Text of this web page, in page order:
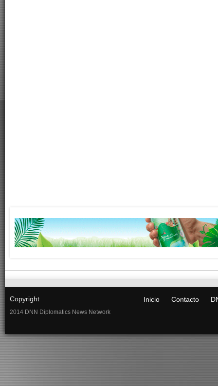
Copyright
2014 DNN Diplomatics News Network
Inicio Contacto